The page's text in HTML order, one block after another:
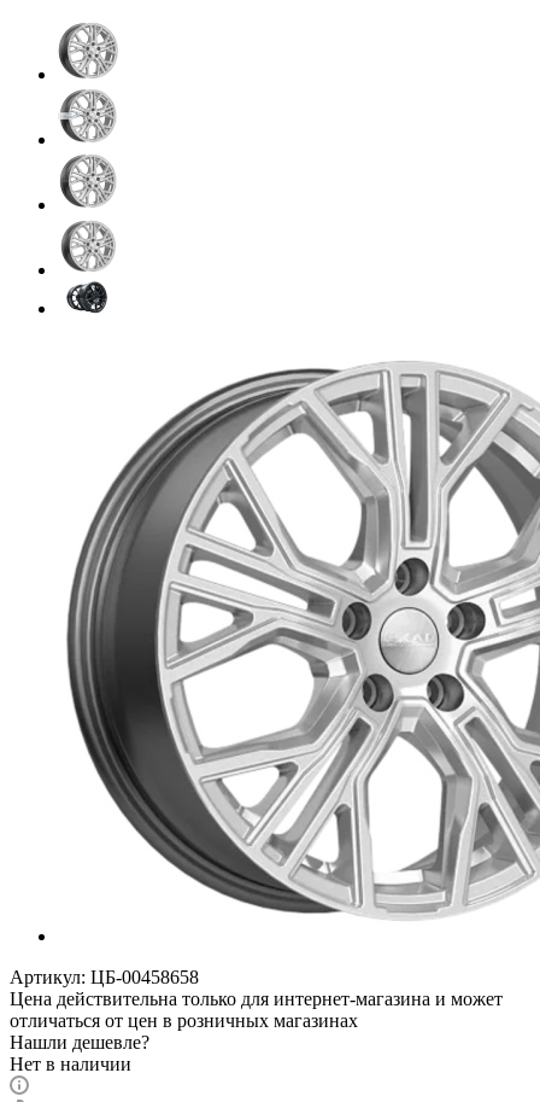
Артикул: ЦБ-00458658
Цена действительна только для интернет-магазина и может
отличаться от цен в розничных магазинах
Нашли дешевле?
Нет в наличии